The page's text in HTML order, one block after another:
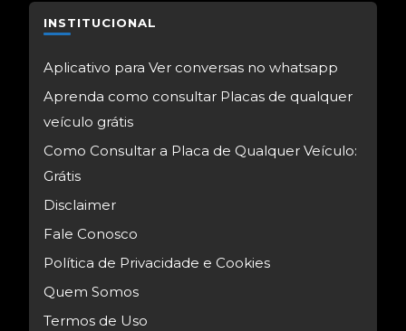
INSTITUCIONAL
Aplicativo para Ver conversas no whatsapp
Aprenda como consultar Placas de qualquer
veículo grátis
Como Consultar a Placa de Qualquer Veículo:
Grátis
Disclaimer
Fale Conosco
Política de Privacidade e Cookies
Quem Somos
Termos de Uso